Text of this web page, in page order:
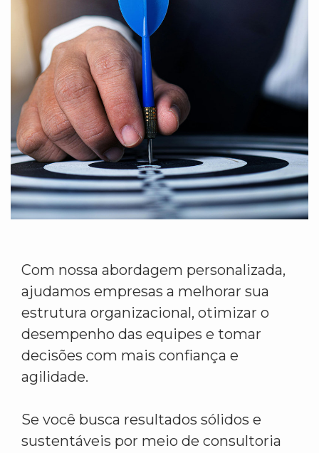
Com nossa abordagem personalizada,
ajudamos empresas a melhorar sua
estrutura organizacional, otimizar o
desempenho das equipes e tomar
decisões com mais confiança e
agilidade.
Se você busca resultados sólidos e
sustentáveis por meio de consultoria